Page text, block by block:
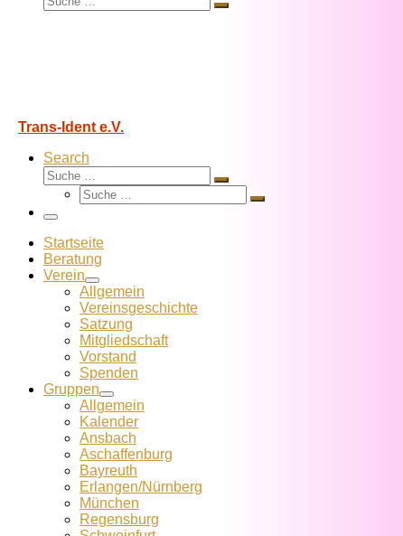
Suche
Trans-Ident e.V.
Search
Suche
Suche
Suche
Suche
Menü
Startseite
Beratung
Verein
Allgemein
Vereins­geschichte
Satzung
Mitglied­schaft
Vorstand
Spenden
Gruppen
Allgemein
Kalender
Ansbach
Aschaffenburg
Bayreuth
Erlangen/Nürnberg
München
Regensburg